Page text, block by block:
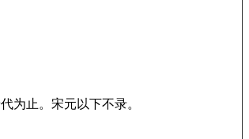
为止。宋元以下不录。